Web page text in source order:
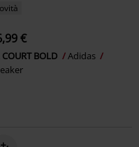
€
COURT BOLD
Adidas